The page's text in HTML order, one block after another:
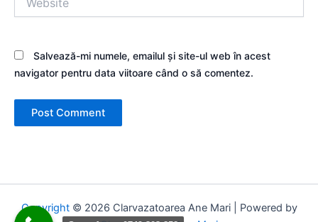
Salvează-mi numele, emailul și site-ul web în acest
navigator pentru data viitoare când o să comentez.
Copyright© 2026 Clarvazatoarea Ane Mari | Powered by